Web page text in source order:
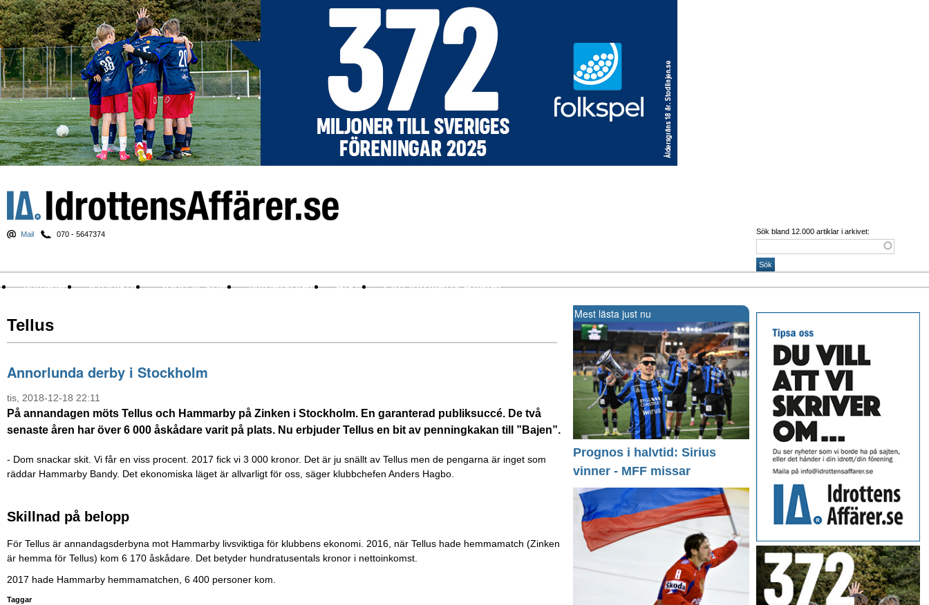
Mail 070 - 5647374 Sök bland 12.000 artiklar i arkivet:
Nyheter Krönikor Sport & spel Nyhetsbrev Arkiv Om Idrottens Affärer
Tellus
Annorlunda derby i Stockholm
tis, 2018-12-18 22:11
På annandagen möts Tellus och Hammarby på Zinken i Stockholm. En garanterad publiksuccé. De två
senaste åren har över 6 000 åskådare varit på plats. Nu erbjuder Tellus en bit av penningkakan till ”Bajen”.
- Dom snackar skit. Vi får en viss procent. 2017 fick vi 3 000 kronor. Det är ju snällt av Tellus men de pengarna är inget som
räddar Hammarby Bandy. Det ekonomiska läget är allvarligt för oss, säger klubbchefen Anders Hagbo.
Skillnad på belopp
För Tellus är annandagsderbyna mot Hammarby livsviktiga för klubbens ekonomi. 2016, när Tellus hade hemmamatch (Zinken
är hemma för Tellus) kom 6 170 åskådare. Det betyder hundratusentals kronor i nettoinkomst.
2017 hade Hammarby hemmamatchen, 6 400 personer kom.
Taggar
Mest lästa just nu
Prognos i halvtid: Sirius
vinner - MFF missar